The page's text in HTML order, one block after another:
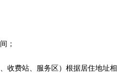
；
收费站、服务区）根据居住地址相